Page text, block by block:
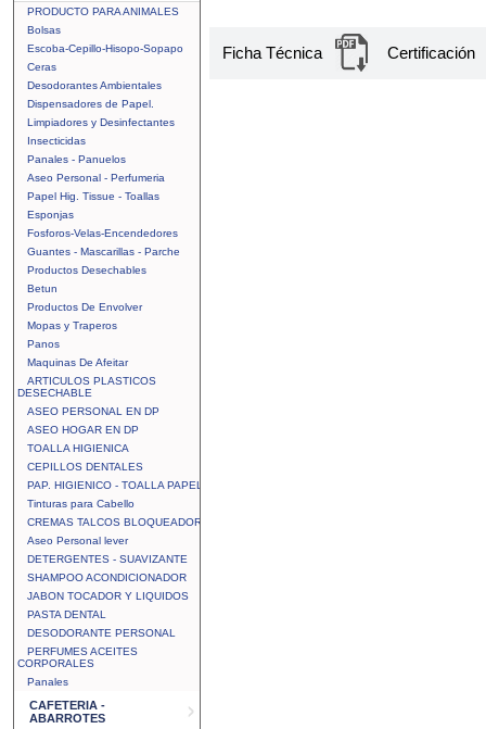
PRODUCTO PARA ANIMALES
Bolsas
Escoba-Cepillo-Hisopo-Sopapo
Ceras
Desodorantes Ambientales
Dispensadores de Papel.
Limpiadores y Desinfectantes
Insecticidas
Panales - Panuelos
Aseo Personal - Perfumeria
Papel Hig. Tissue - Toallas
Esponjas
Fosforos-Velas-Encendedores
Guantes - Mascarillas - Parche
Productos Desechables
Betun
Productos De Envolver
Mopas y Traperos
Panos
Maquinas De Afeitar
ARTICULOS PLASTICOS
DESECHABLE
ASEO PERSONAL EN DP
ASEO HOGAR EN DP
TOALLA HIGIENICA
CEPILLOS DENTALES
PAP. HIGIENICO - TOALLA PAPEL
Tinturas para Cabello
CREMAS TALCOS BLOQUEADOR
Aseo Personal lever
DETERGENTES - SUAVIZANTE
SHAMPOO ACONDICIONADOR
JABON TOCADOR Y LIQUIDOS
PASTA DENTAL
DESODORANTE PERSONAL
PERFUMES ACEITES
CORPORALES
Panales
CAFETERIA -
ABARROTES
Ficha Técnica Certificación